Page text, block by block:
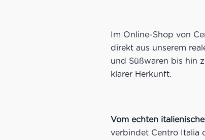
Im Online-Shop von
direkt aus unserem
und Süßwaren bis hin
klarer Herkunft.
Vom echten
verbindet Centro Italia